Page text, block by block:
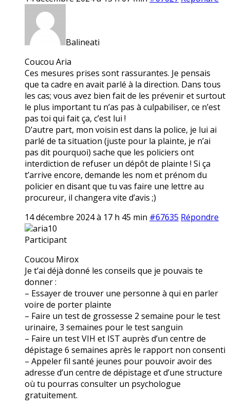
Balineati
Coucou Aria
Ces mesures prises sont rassurantes. Je pensais
que ta cadre en avait parlé à la direction. Dans tous
les cas; vous avez bien fait de les prévenir et surtout
le plus important tu n’as pas à culpabiliser, ce n’est
pas toi qui fait ça, c’est lui !
D’autre part, mon voisin est dans la police, je lui ai
parlé de ta situation (juste pour la plainte, je n’ai
pas dit pourquoi) sache que les policiers ont
interdiction de refuser un dépôt de plainte ! Si ça
t’arrive encore, demande les nom et prénom du
policier en disant que tu vas faire une lettre au
procureur, il changera vite d’avis ;)
14 décembre 2024 à 17 h 45 min #67635 Répondre
aria10
Participant
Coucou Mirox
Je t’ai déjà donné les conseils que je pouvais te
donner :
– Essayer de trouver une personne à qui en parler
voire de porter plainte
– Faire un test de grossesse 2 semaine pour le test
urinaire, 3 semaines pour le test sanguin
– Faire un test VIH et IST auprès d’un centre de
dépistage 6 semaines après le rapport non consenti
– Appeler fil santé jeunes pour pouvoir avoir des
adresse d’un centre de dépistage et d’une structure
où tu pourras consulter un psychologue
gratuitement.